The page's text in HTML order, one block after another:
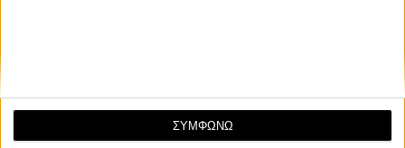
ΣΥΜΦΩΝΩ
Νέα Μοντέλα 13/5/2024
Honda CRF450R 2025 - Με 80s στιλιστικές επιρροές